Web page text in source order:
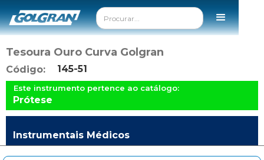
Tesoura Ouro Curva Golgran
Código: 145-51
Este instrumento pertence ao catálogo:
Prótese
Instrumentais Médicos